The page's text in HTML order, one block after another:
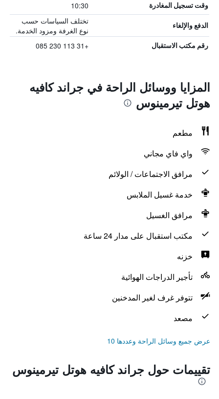
وقت تسجيل المغادرة 10:30
الدفع والإلغاء
تختلف السياسات حسب
نوع الغرفة ومزود الخدمة.
رقم مكتب الاستقبال +31 113 230 085
المزايا ووسائل الراحة في جراند كافيه
هوتل تيرمينوس
مطعم
واي فاي مجاني
مرافق الاجتماعات / الولائم
خدمة غسيل الملابس
مرافق الغسيل
مكتب استقبال على مدار 24 ساعة
خزنه
تأجير الدراجات الهوائية
تتوفر غرف لغير المدخنين
مصعد
عرض جميع وسائل الراحة وعددها 10
تقييمات حول جراند كافيه هوتل تيرمينوس